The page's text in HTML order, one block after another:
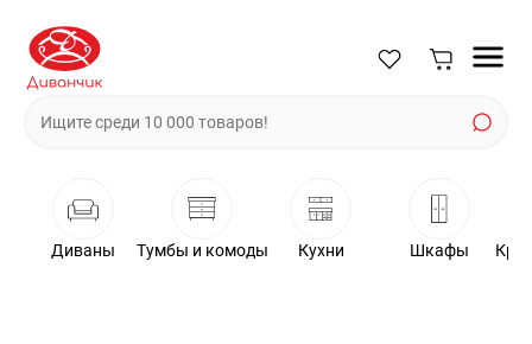
Диваны Тумбы и комоды Кухни Шкафы